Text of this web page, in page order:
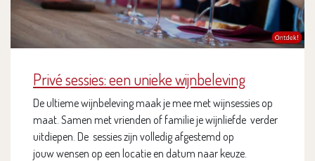
Privé sessies: een unieke wijnbeleving
De ultieme wijnbeleving maak je mee met wijnsessies op
maat. Samen met vrienden of familie je wijnliefde verder
uitdiepen. De sessies zijn volledig afgestemd op
jouw wensen op een locatie en datum naar keuze.